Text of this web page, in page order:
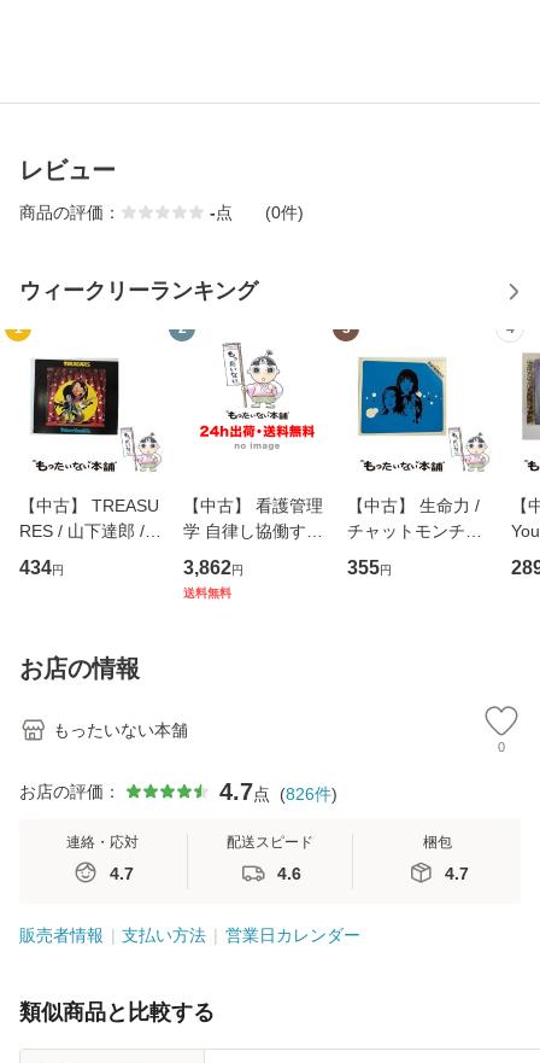
レビュー
商品の評価： -点 (0件)
ウィークリーランキング
1
【中古】 TREASU
RES / 山下達郎 /
イーストウエス
ト・ジャパン [CD]
434円
2
【中古】 看護管理
学 自律し協働する
専門職の看護マネ
ジメントスキル 改
3,862円
送料無料
3
【中古】 生命力 /
チャットモンチー /
キューンレコード
[CD]【メール便送
355円
4
【
のが
お店の情報
もったいない本舗
0
お店の評価： 4.7点 (826件)
連絡・応対
4.7
配送スピード
4.6
梱包
4.7
販売者情報 支払い方法 営業日カレンダー
類似商品と比較する